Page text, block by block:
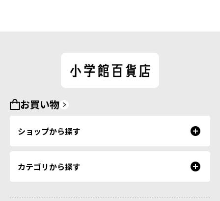
お買い物
ショップから探す
カテゴリから探す